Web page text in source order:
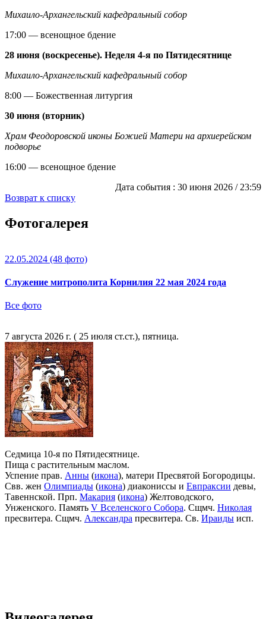
Михаило-Архангельский кафедральный собор
17:00 — всенощное бдение
28 июня (воскресенье). Неделя 4-я по Пятидесятнице
Михаило-Архангельский кафедральный собор
8:00 — Божественная литургия
30 июня (вторник)
Храм Феодоровской иконы Божией Матери на архиерейском
подворье
16:00 — всенощное бдение
Дата события : 30 июня 2026 / 23:59
Возврат к списку
Фотогалерея
22.05.2024 (48 фото)
Служение митрополита Корнилия 22 мая 2024 года
Все фото
7 августа 2026 г. ( 25 июля ст.ст.), пятница.
Седмица 10-я по Пятидесятнице.
Пища с растительным маслом.
Успение прав. Анны (икона), матери Пресвятой Богородицы.
Свв. жен Олимпиады (икона) диакониссы и Евпраксии девы,
Тавеннской. Прп. Макария (икона) Желтоводского,
Унженского. Память V Вселенского Собора. Сщмч. Николая
пресвитера. Сщмч. Александра пресвитера. Св. Ираиды исп.